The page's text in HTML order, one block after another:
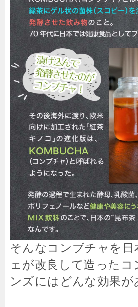
そんなコンブチャを日
ェが改良して造ったコ
ンズにはどんな効果が